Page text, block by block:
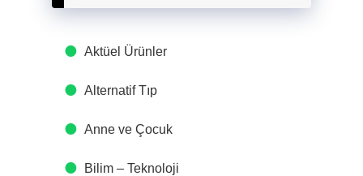
Aktüel Ürünler
Alternatif Tıp
Anne ve Çocuk
Bilim – Teknoloji